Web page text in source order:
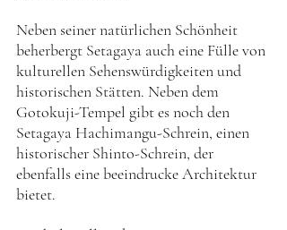
Neben seiner natürlichen Schönheit
beherbergt Setagaya auch eine Fülle von
kulturellen Sehenswürdigkeiten und
historischen Stätten. Neben dem
Gotokuji-Tempel gibt es noch den
Setagaya Hachimangu-Schrein, einen
historischer Shinto-Schrein, der
ebenfalls eine beeindrucke Architektur
bietet.